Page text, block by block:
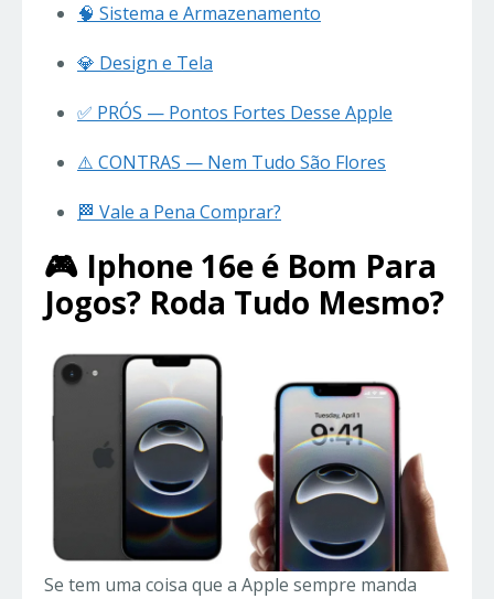
🧠 Sistema e Armazenamento
💎 Design e Tela
✅ PRÓS — Pontos Fortes Desse Apple
⚠️ CONTRAS — Nem Tudo São Flores
🏁 Vale a Pena Comprar?
🎮 Iphone 16e é Bom Para
Jogos? Roda Tudo Mesmo?
Se tem uma coisa que a Apple sempre manda